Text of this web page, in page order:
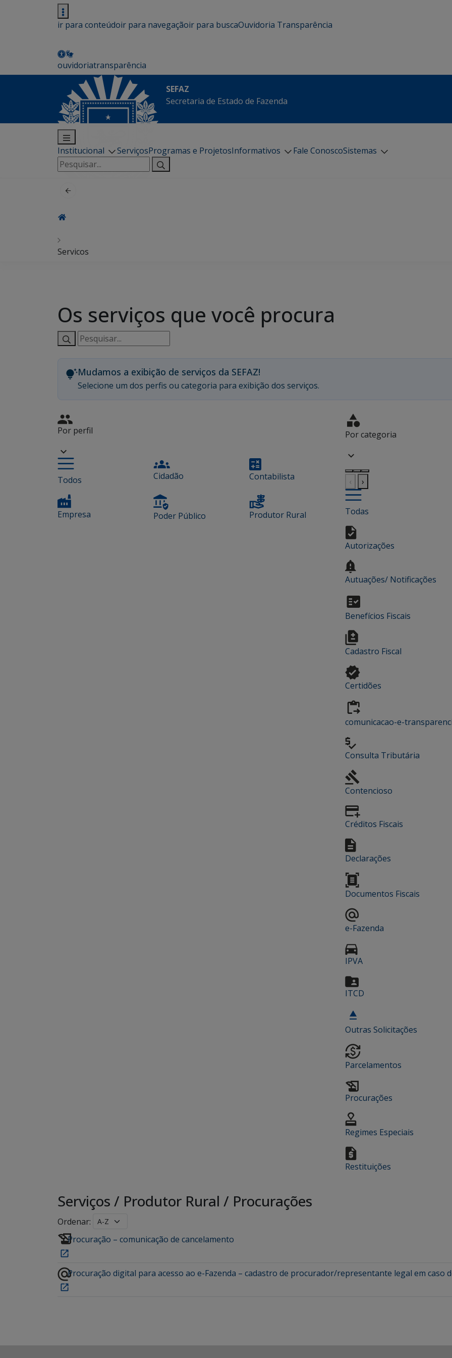
ir para conteúdoir para navegaçãoir para buscaOuvidoria Transparência
ouvidoriatransparência
SEFAZ
Secretaria de Estado de Fazenda
Institucional ServiçosProgramas e ProjetosInformativos Fale ConoscoSistemas
Pesquisar
por:
Servicos
Os serviços que você procura
Pesquisar
serviços:
Mudamos a exibição de serviços da SEFAZ!
Selecione um dos perfis ou categoria para exibição dos serviços.
Por perfil
Todos Cidadão Contabilista
Empresa Poder Público Produtor Rural
Por categoria
‹ ›
Todas
Autorizações
Autuações/ Notificações
Benefícios Fiscais
Cadastro Fiscal
Certidões
comunicacao-e-
Consulta Tributária
Contencioso
Créditos Fiscais
Declarações
Documentos Fiscais
e-Fazenda
IPVA
ITCD
Outras Solicitações
Parcelamentos
Procurações
Regimes Especiais
Restituições
Serviços / Produtor Rural / Procurações
Ordenar:
Procuração – comunicação de cancelamento
Procuração digital para acesso ao e-Fazenda – cadastro de procurador/representante legal em caso